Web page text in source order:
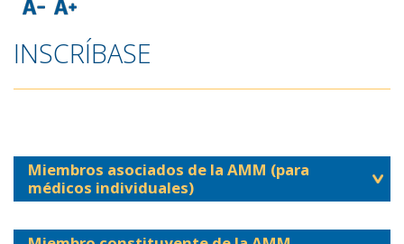
INSCRÍBASE
Miembros asociados de la AMM (para
médicos individuales)